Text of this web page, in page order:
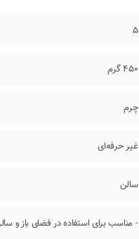
5
450 گرم
چرم
غیر حرفه‌ای
سالن
- مناسب برای استفاده در فضای باز و